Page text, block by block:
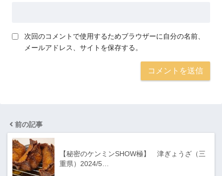
次回のコメントで使用するためブラウザーに自分の名前、
メールアドレス、サイトを保存する。
前の記事
【秘密のケンミンSHOW極】 津ぎょうざ（三
重県）2024/5…